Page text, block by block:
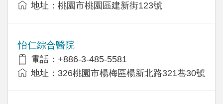
地址：桃園市桃園區建新街123號
怡仁綜合醫院
電話：+886-3-485-5581
地址：326桃園市楊梅區楊新北路321巷30號